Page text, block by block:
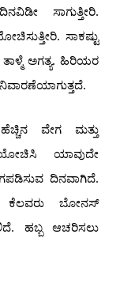
ಸಾಗುತ್ತೀರಿ.
ಸಾಕಷ್ಟು
ಅಗತ್ಯ. ಹಿರಿಯರ
ವೇಗ ಮತ್ತು
ಯೋಚಿಸಿ ಯಾವುದೇ
ದಿನವಾಗಿದೆ.
ಕೆಲವರು ಬೋನಸ್
ಹಬ್ಬ ಆಚರಿಸಲು